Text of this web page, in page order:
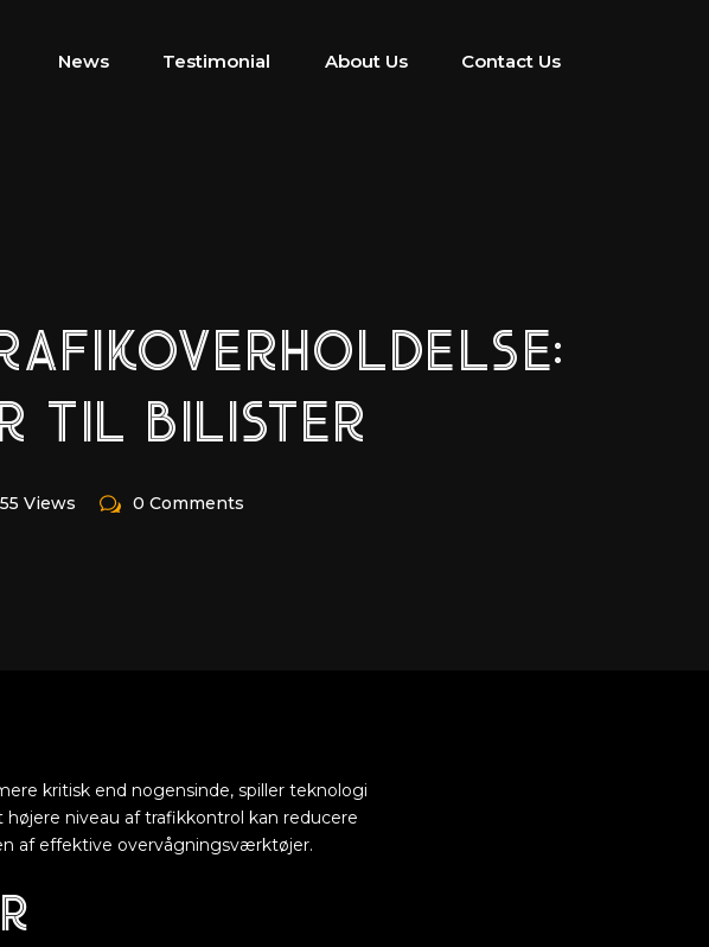
News Testimonial About Us Contact Us
TIL BILISTER
55 Views 0 Comments
kritisk end nogensinde, spiller teknologi
niveau af trafikkontrol kan reducere
af effektive overvågningsværktøjer.